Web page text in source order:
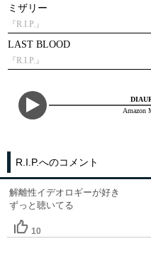
ミザリー
『R.I.P.』
LAST BLOOD
『R.I.P.』
Amazon
R.I.P.へのコメント
解離性イデオロギーが好き
ずっと聴いてる
10